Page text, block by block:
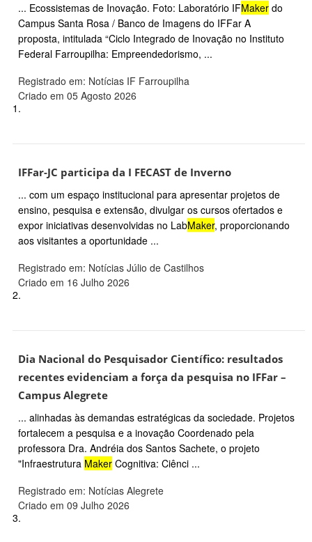
... Ecossistemas de Inovação. Foto: Laboratório IFMaker do
Campus Santa Rosa / Banco de Imagens do IFFar A
proposta, intitulada “Ciclo Integrado de Inovação no Instituto
Federal Farroupilha: Empreendedorismo, ...
Registrado em: Notícias IF Farroupilha
Criado em 05 Agosto 2026
1.
IFFar-JC participa da I FECAST de Inverno
... com um espaço institucional para apresentar projetos de
ensino, pesquisa e extensão, divulgar os cursos ofertados e
expor iniciativas desenvolvidas no LabMaker, proporcionando
aos visitantes a oportunidade ...
Registrado em: Notícias Júlio de Castilhos
Criado em 16 Julho 2026
2.
Dia Nacional do Pesquisador Científico: resultados
recentes evidenciam a força da pesquisa no IFFar –
Campus Alegrete
... alinhadas às demandas estratégicas da sociedade. Projetos
fortalecem a pesquisa e a inovação Coordenado pela
professora Dra. Andréia dos Santos Sachete, o projeto
"Infraestrutura Maker Cognitiva: Ciênci ...
Registrado em: Notícias Alegrete
Criado em 09 Julho 2026
3.